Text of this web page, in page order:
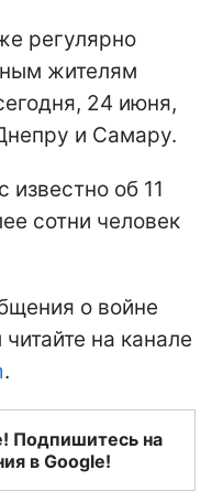
регулярно
жителям
24 июня,
и Самару.
об 11
сотни человек
о войне
на канале
.
Подпишитесь на
в Google!